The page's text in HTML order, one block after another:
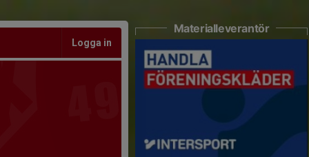
Logga in
Materialleverantör